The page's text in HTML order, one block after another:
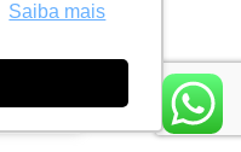
Saiba mais